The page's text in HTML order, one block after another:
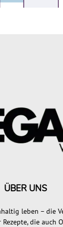
ÜBER UNS
leben – die
die auch